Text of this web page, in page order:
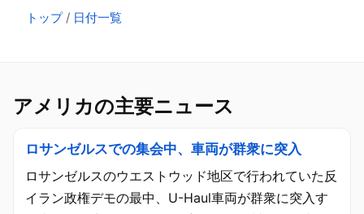
トップ/ 日付一覧
アメリカの主要ニュース
ロサンゼルスでの集会中、車両が群衆に突入
ロサンゼルスのウエストウッド地区で行われていた反
イラン政権デモの最中、U-Haul車両が群衆に突入す